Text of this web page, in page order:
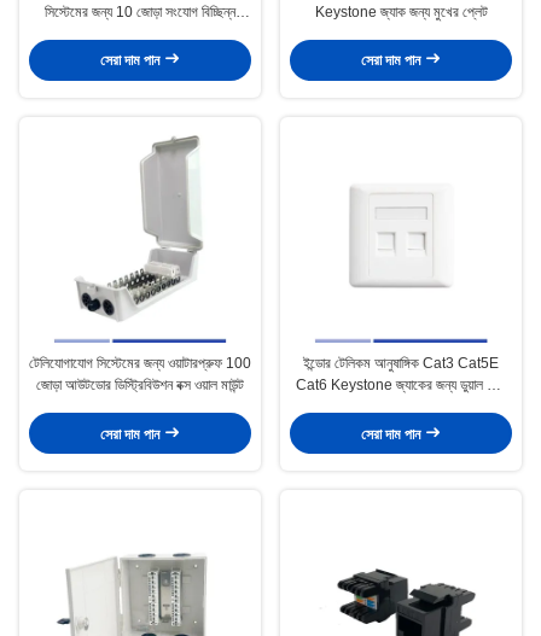
সিস্টেমের জন্য 10 জোড়া সংযোগ বিচ্ছিন্ন
সেরা দাম পান
Keystone জ্যাক জন্য মুখের প্লেট
সেরা দাম পান
টেলিযোগাযোগ সিস্টেমের জন্য ওয়াটারপ্রুফ 100
জোড়া আউটডোর ডিস্ট্রিবিউশন বক্স ওয়াল মাউন্ট
সেরা দাম পান
ইন্ডোর টেলিকম আনুষাঙ্গিক Cat3 Cat5E
Cat6 Keystone জ্যাকের জন্য ডুয়াল পোর্ট
সেরা দাম পান